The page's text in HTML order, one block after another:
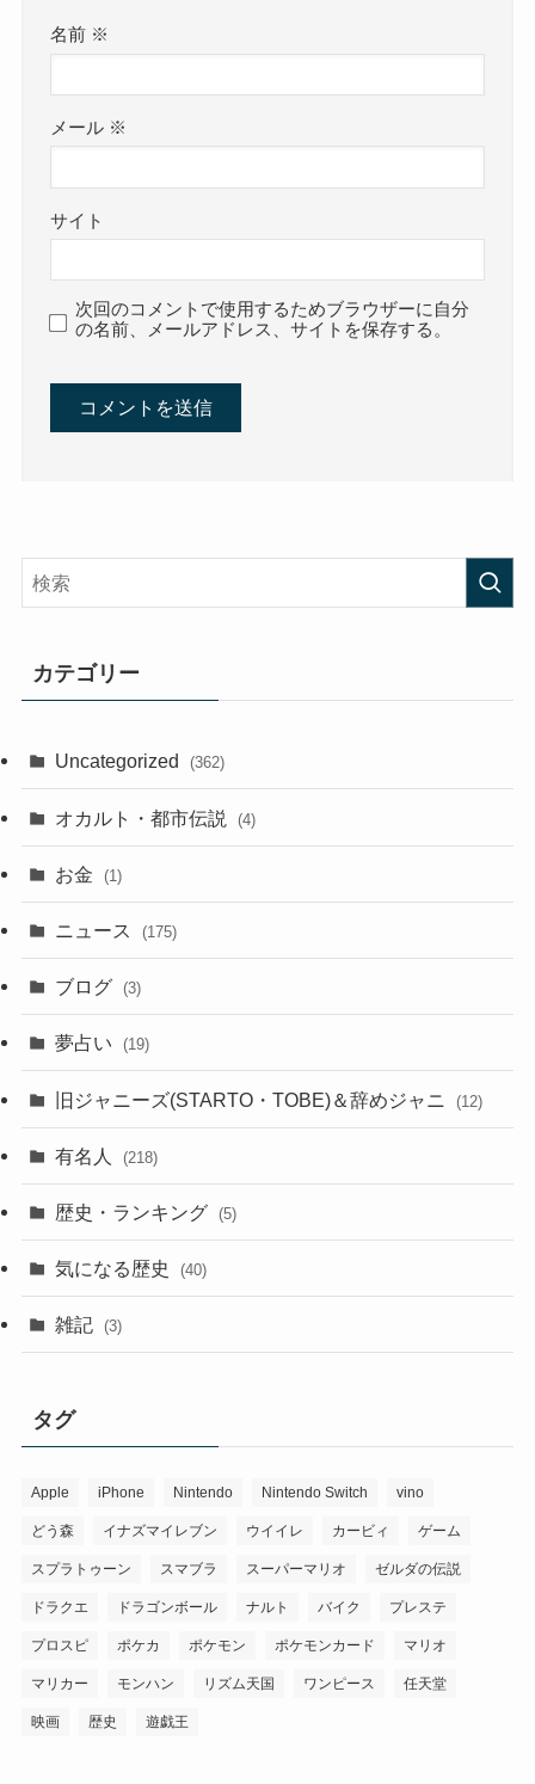
名前 ※
メール ※
サイト
次回のコメントで使用するためブラウザーに自分
の名前、メールアドレス、サイトを保存する。
カテゴリー
Uncategorized (362)
オカルト・都市伝説 (4)
お金 (1)
ニュース (175)
ブログ (3)
夢占い (19)
旧ジャニーズ(STARTO・TOBE)＆辞めジャニ (12)
有名人 (218)
歴史・ランキング (5)
気になる歴史 (40)
雑記 (3)
タグ
Apple iPhone Nintendo Nintendo Switch vino
どう森 イナズマイレブン ウイイレ カービィ ゲーム
スプラトゥーン スマブラ スーパーマリオ ゼルダの伝説
ドラクエ ドラゴンボール ナルト バイク プレステ
プロスピ ポケカ ポケモン ポケモンカード マリオ
マリカー モンハン リズム天国 ワンピース 任天堂
映画 歴史 遊戯王